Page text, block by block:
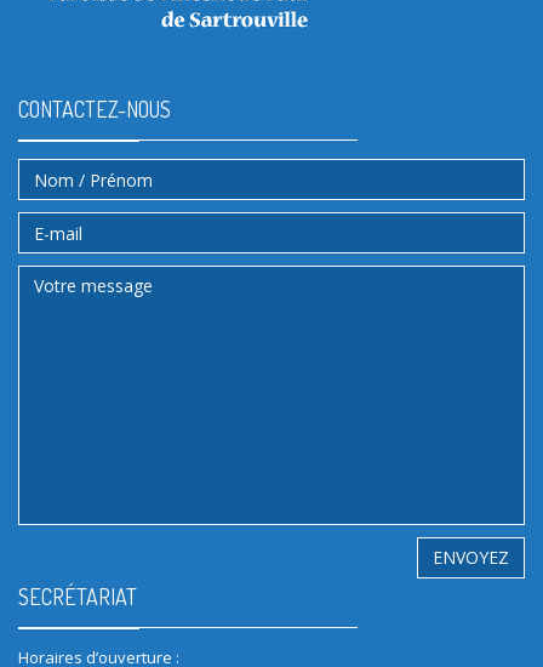
CONTACTEZ-NOUS
SECRÉTARIAT
Horaires d’ouverture :